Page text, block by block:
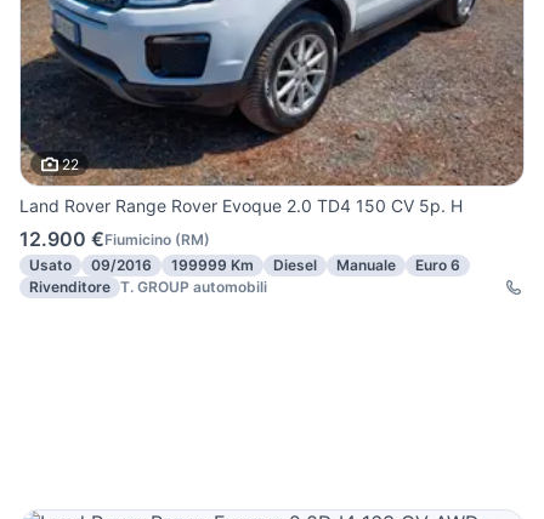
22
Land Rover Range Rover Evoque 2.0 TD4 150 CV 5p. H
12.900 €Fiumicino (RM)
Usato
09/2016 199999 Km Diesel Manuale
Euro 6
Rivenditore T. GROUP automobili